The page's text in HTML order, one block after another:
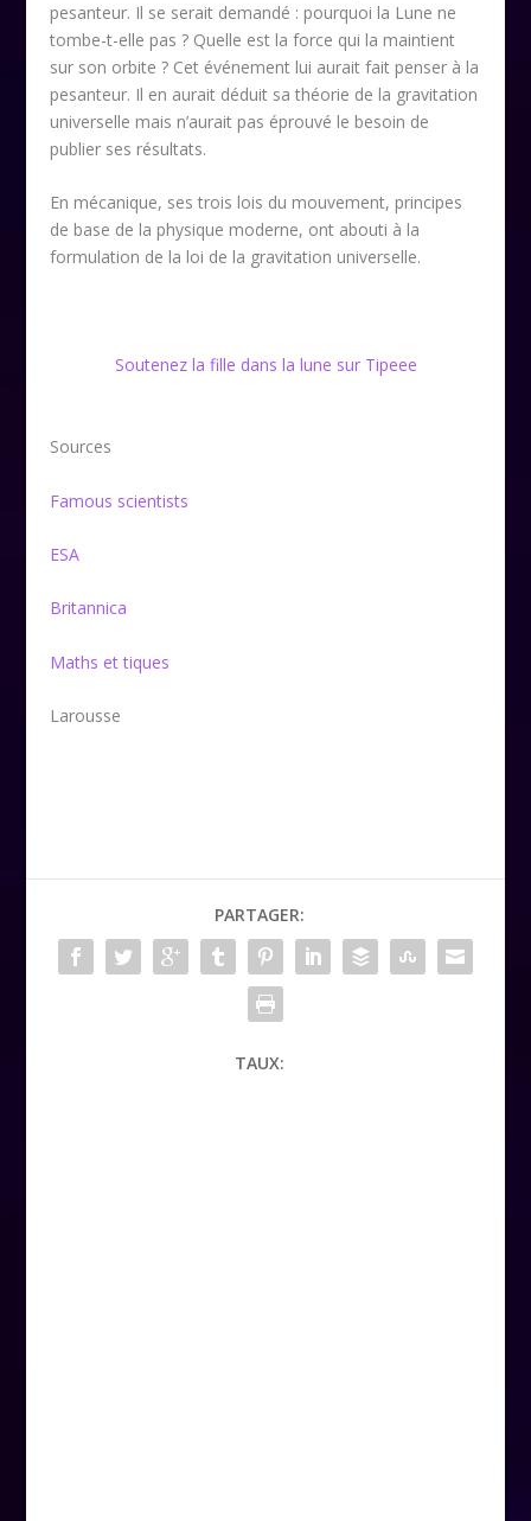
pesanteur. Il se serait demandé : pourquoi la Lune ne
tombe-t-elle pas ? Quelle est la force qui la maintient
sur son orbite ? Cet événement lui aurait fait penser à la
pesanteur. Il en aurait déduit sa théorie de la gravitation
universelle mais n’aurait pas éprouvé le besoin de
publier ses résultats.
En mécanique, ses trois lois du mouvement, principes
de base de la physique moderne, ont abouti à la
formulation de la loi de la gravitation universelle.
Soutenez la fille dans la lune sur Tipeee
Sources
Famous scientists
ESA
Britannica
Maths et tiques
Larousse
PARTAGER:
TAUX: